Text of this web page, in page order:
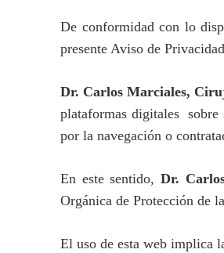
De conformidad con lo
presente Aviso de
Dr. Carlos Marciales,
plataformas digitales sobre
por la navegación o
En este sentido,Dr.
Orgánica de Protección de
El uso de esta web implica